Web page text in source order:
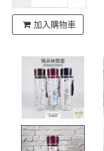
加入購物車